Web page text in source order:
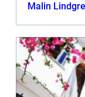
Malin